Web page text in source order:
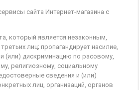
сайта Интернет-магазина с
который является незаконным,
лиц; пропагандирует насилие,
(или) дискриминацию по расовому,
религиозному, социальному
сведения и (или)
лиц, организаций, органов